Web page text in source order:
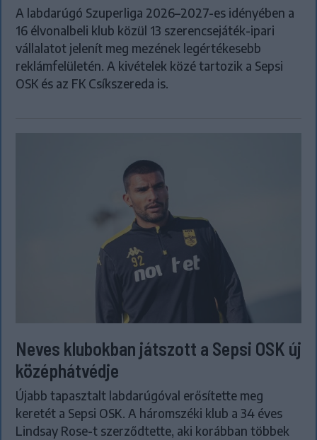
A labdarúgó Szuperliga 2026–2027-es idényében a
16 élvonalbeli klub közül 13 szerencsejáték-ipari
vállalatot jelenít meg mezének legértékesebb
reklámfelületén. A kivételek közé tartozik a Sepsi
OSK és az FK Csíkszereda is.
Neves klubokban játszott a Sepsi OSK új
középhátvédje
Újabb tapasztalt labdarúgóval erősítette meg
keretét a Sepsi OSK. A háromszéki klub a 34 éves
Lindsay Rose-t szerződtette, aki korábban többek